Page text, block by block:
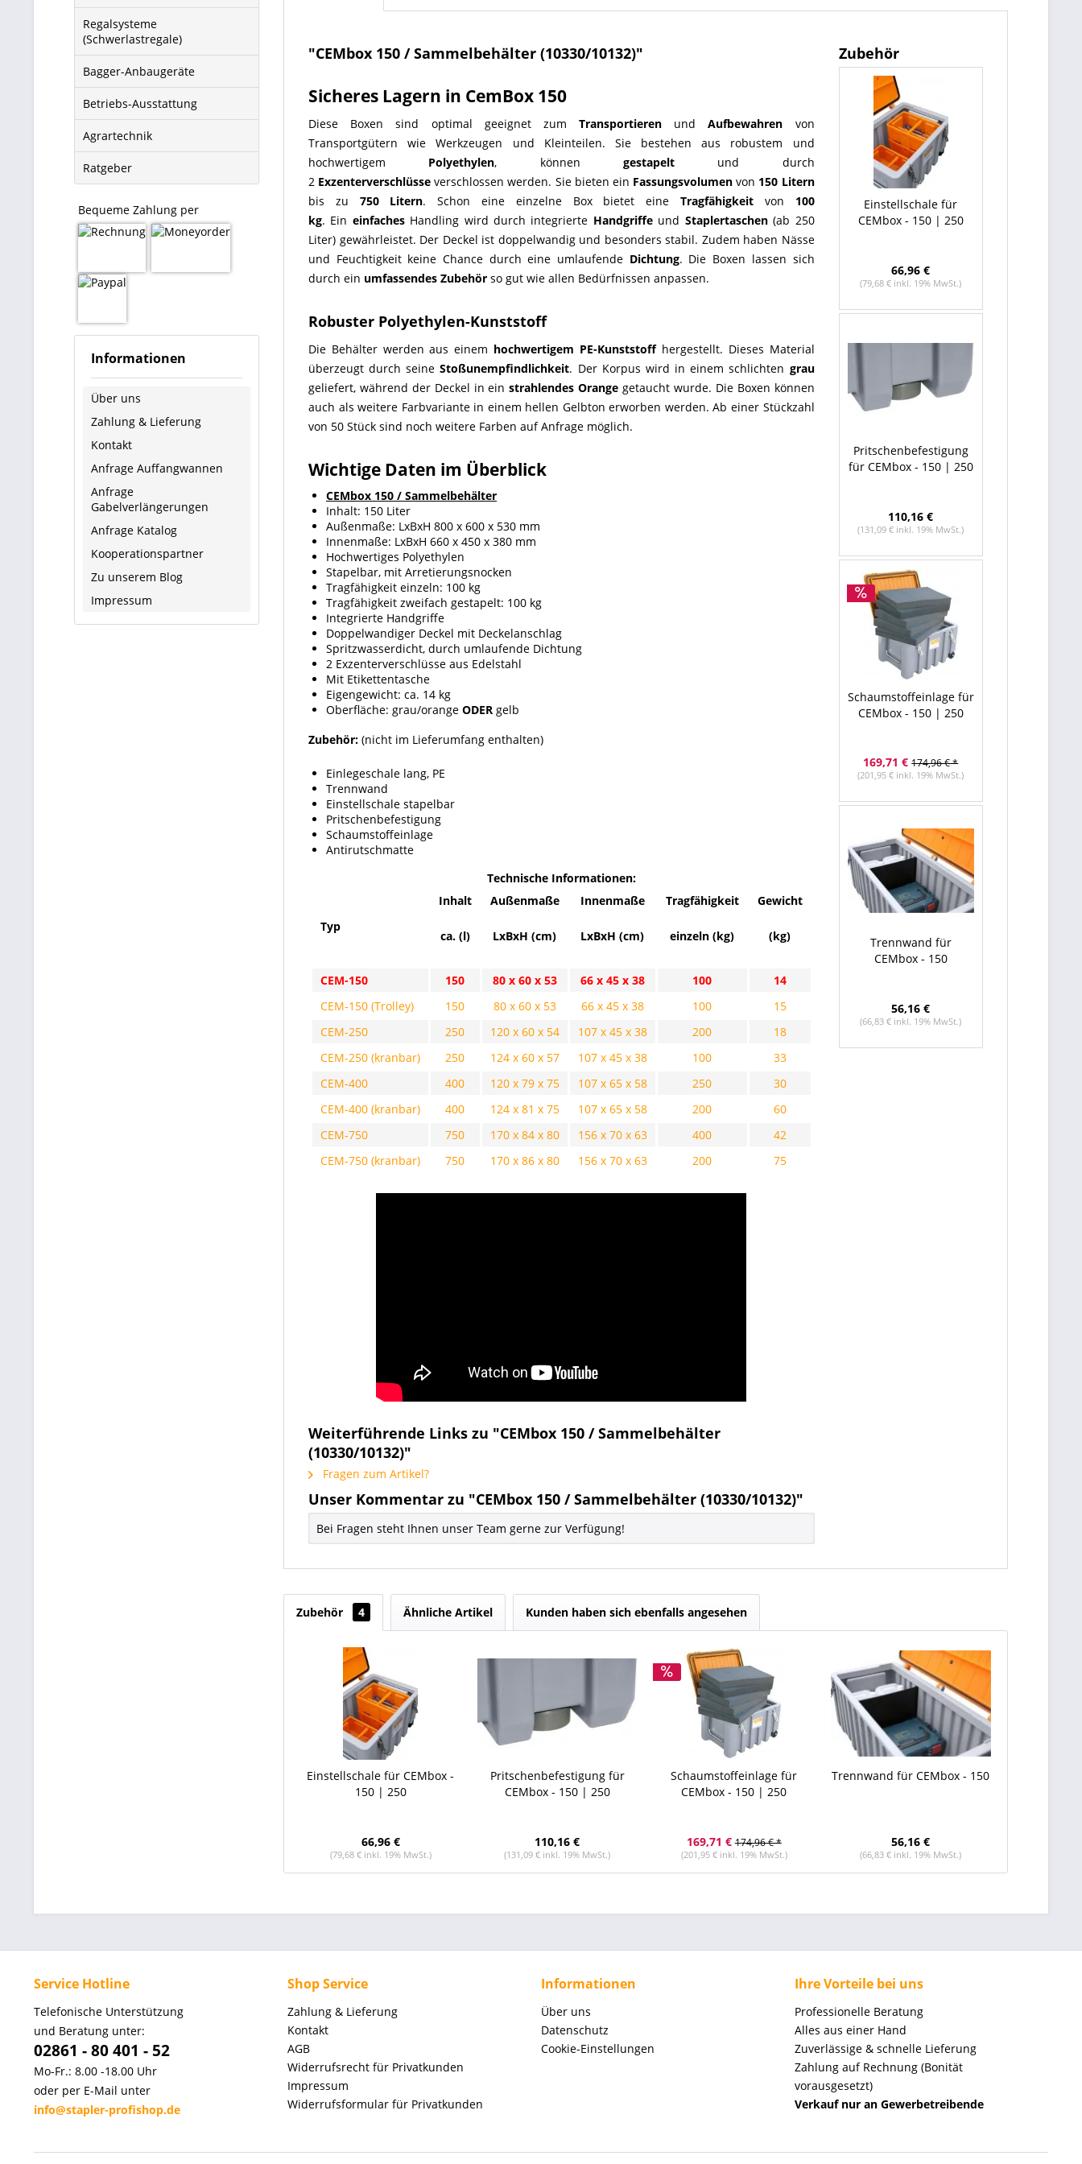
Regalsysteme
(Schwerlastregale)
Bagger-Anbaugeräte
Betriebs-Ausstattung
Agrartechnik
Ratgeber
Bequeme Zahlung per
Informationen
Über uns
Zahlung & Lieferung
Kontakt
Anfrage Auffangwannen
Anfrage
Gabelverlängerungen
Anfrage Katalog
Kooperationspartner
Zu unserem Blog
Impressum
"CEMbox 150 / Sammelbehälter (10330/10132)"
Sicheres Lagern in CemBox 150
Diese Boxen sind optimal geeignet zum Transportieren undAufbewahren von
Transportgütern wie Werkzeugen und Kleinteilen. Sie bestehen aus robustem und
hochwertigem Polyethylen, können gestapeltund durch
2 Exzenterverschlüsse verschlossen werden. Sie bieten ein Fassungsvolumen von 150 Litern
bis zu 750 Litern. Schon eine einzelne Box bietet eine Tragfähigkeitvon 100
kg. Ein einfachesHandling wird durch integrierte Handgriffe und Staplertaschen(ab 250
Liter) gewährleistet. Der Deckel ist doppelwandig und besonders stabil. Zudem haben Nässe
und Feuchtigkeit keine Chance durch eine umlaufende Dichtung. Die Boxen lassen sich
durch ein umfassendes Zubehör so gut wie allen Bedürfnissen anpassen.
Robuster Polyethylen-Kunststoff
Die Behälter werden aus einem hochwertigem PE-Kunststoffhergestellt. Dieses Material
überzeugt durch seineStoßunempfindlichkeit. Der Korpus wird in einem schlichten grau
geliefert, während der Deckel in einstrahlendes Orange getaucht wurde. Die Boxen können
auch als weitere Farbvariante in einem hellen Gelbton erworben werden. Ab einer Stückzahl
von 50 Stück sind noch weitere Farben auf Anfrage möglich.
Wichtige Daten im Überblick
CEMbox 150 / Sammelbehälter
Inhalt: 150 Liter
Außenmaße: LxBxH 800 x 600 x 530 mm
Innenmaße: LxBxH 660 x 450 x 380 mm
Hochwertiges Polyethylen
Stapelbar, mit Arretierungsnocken
Tragfähigkeit einzeln: 100 kg
Tragfähigkeit zweifach gestapelt: 100 kg
Integrierte Handgriffe
Doppelwandiger Deckel mit Deckelanschlag
Spritzwasserdicht, durch umlaufende Dichtung
2 Exzenterverschlüsse aus Edelstahl
Mit Etikettentasche
Eigengewicht: ca. 14 kg
Oberfläche: grau/orange ODER gelb
Zubehör: (nicht im Lieferumfang enthalten)
Einlegeschale lang, PE
Trennwand
Einstellschale stapelbar
Pritschenbefestigung
Schaumstoffeinlage
Antirutschmatte
Technische Informationen:
Typ
Inhalt
ca. (l)
Außenmaße
LxBxH (cm)
Innenmaße
LxBxH (cm)
Tragfähigkeit
einzeln (kg)
Gewicht
(kg)
CEM-150 150 80 x 60 x 53 66 x 45 x 38 100
14
CEM-150 (Trolley) 150 80 x 60 x 53 66 x 45 x 38 100
15
CEM-250
250 120 x 60 x 54 107 x 45 x 38 200
18
CEM-250 (kranbar)
250 124 x 60 x 57 107 x 45 x 38 100
33
CEM-400
400 120 x 79 x 75 107 x 65 x 58 250
30
CEM-400 (kranbar)
400 124 x 81 x 75 107 x 65 x 58 200
60
CEM-750
750 170 x 84 x 80 156 x 70 x 63 400
42
CEM-750 (kranbar)
750 170 x 86 x 80 156 x 70 x 63 200 75
Weiterführende Links zu "CEMbox 150 / Sammelbehälter
(10330/10132)"
Fragen zum Artikel?
Unser Kommentar zu "CEMbox 150 / Sammelbehälter (10330/10132)"
Bei Fragen steht Ihnen unser Team gerne zur Verfügung!
Zubehör
Einstellschale für
CEMbox - 150 | 250
66,96 €
(79,68 € inkl. 19% MwSt.)
Pritschenbefestigung
für CEMbox - 150 | 250
110,16 €
(131,09 € inkl. 19% MwSt.)
Schaumstoffeinlage für
CEMbox - 150 | 250
169,71 € 174,96 € *
(201,95 € inkl. 19% MwSt.)
Trennwand für
CEMbox - 150
56,16 €
(66,83 € inkl. 19% MwSt.)
Zubehör 4 Ähnliche Artikel Kunden haben sich ebenfalls angesehen
Einstellschale für CEMbox -
150 | 250
66,96 €
(79,68 € inkl. 19% MwSt.)
Pritschenbefestigung für
CEMbox - 150 | 250
110,16 €
(131,09 € inkl. 19% MwSt.)
Schaumstoffeinlage für
CEMbox - 150 | 250
169,71 € 174,96 € *
(201,95 € inkl. 19% MwSt.)
Trennwand für CEMbox - 150
56,16 €
(66,83 € inkl. 19% MwSt.)
Service Hotline
Telefonische Unterstützung
und Beratung unter:
02861 - 80 401 - 52
Mo-Fr.: 8.00 -18.00 Uhr
oder per E-Mail unter
info@stapler-profishop.de
Shop Service
Zahlung & Lieferung
Kontakt
AGB
Widerrufsrecht für Privatkunden
Impressum
Widerrufsformular für Privatkunden
Informationen
Über uns
Datenschutz
Cookie-Einstellungen
Ihre Vorteile bei uns
Professionelle Beratung
Alles aus einer Hand
Zuverlässige & schnelle Lieferung
Zahlung auf Rechnung (Bonität
vorausgesetzt)
Verkauf nur an Gewerbetreibende